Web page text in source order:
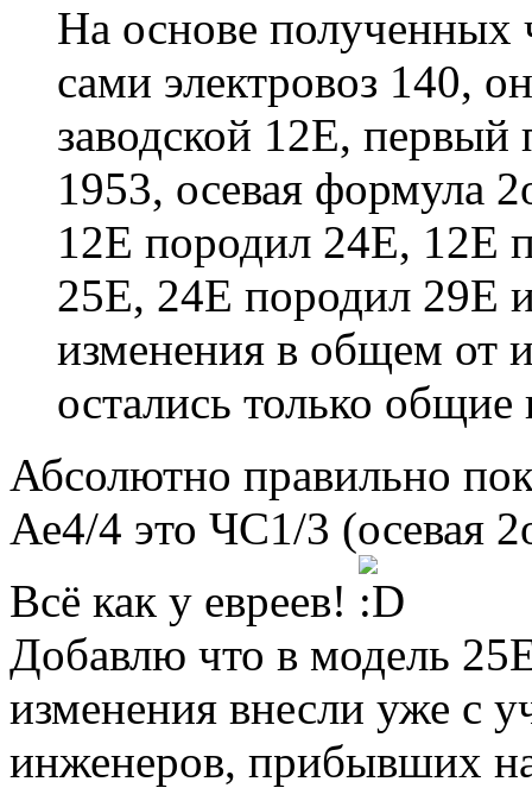
На основе полученных
сами электровоз 140,
заводской 12Е, первый
1953, осевая формула
12Е породил 24Е, 12Е
25Е, 24Е породил 29Е
изменения в общем от
остались только общие
Абсолютно правильно
Ае4/4 это ЧC1/3 (осевая
Всё как у евреев!
Добавлю что в модель
изменения внесли уже с
инженеров, прибывших